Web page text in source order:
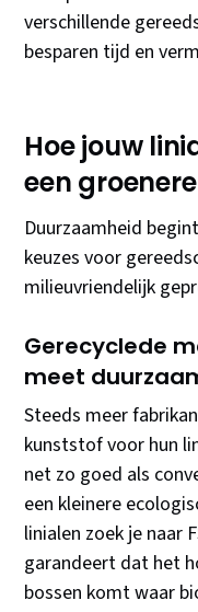
verschillende
besparen tijd en
Hoe jouw
een
Duurzaamheid
keuzes voor
milieuvriendelijk
Gerecyclede
meet
Steeds meer
kunststof voor hun
net zo goed als
een kleinere
linialen zoek je naar
garandeert dat het
bossen komt waar